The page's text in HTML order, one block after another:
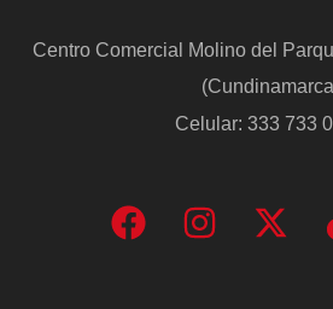
Centro Comercial Molino del
Celular: 333 733